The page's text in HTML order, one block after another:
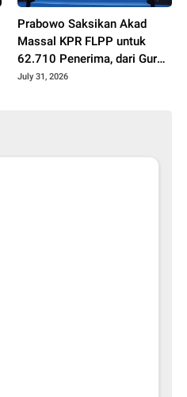
Prabowo Saksikan Akad
Massal KPR FLPP untuk
62.710 Penerima, dari Guru
SD hingga Pengemudi Ojol
July 31, 2026